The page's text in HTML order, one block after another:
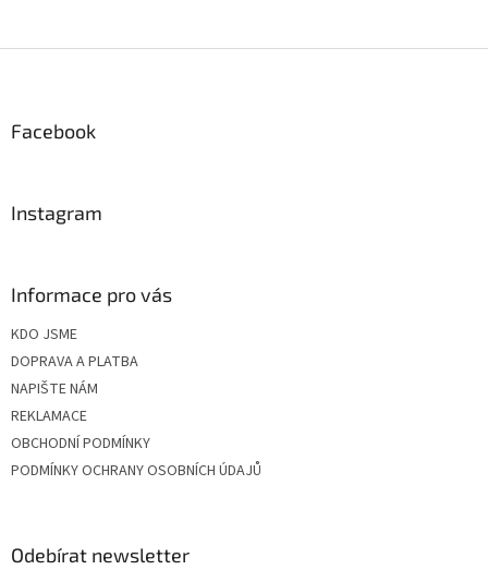
Facebook
Instagram
Informace pro vás
KDO JSME
DOPRAVA A PLATBA
NAPIŠTE NÁM
REKLAMACE
OBCHODNÍ PODMÍNKY
PODMÍNKY OCHRANY OSOBNÍCH ÚDAJŮ
Odebírat newsletter